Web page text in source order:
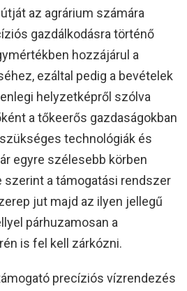
az agrárium számára
gazdálkodásra történő
hozzájárul a
ezáltal pedig a bevételek
helyzetképről szólva
a tőkeerős gazdaságokban
technológiák és
egyre szélesebb körben
szerint a támogatási rendszer
jut majd az ilyen jellegű
párhuzamosan a
is fel kell zárkózni.
precíziós vízrendezés